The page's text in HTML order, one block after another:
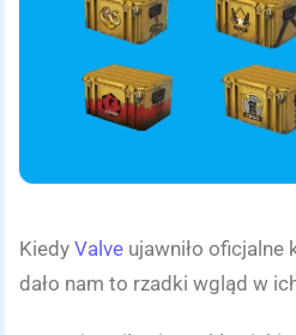
Kiedy Valve ujawniło oficjalne
dało nam to rzadki wgląd w